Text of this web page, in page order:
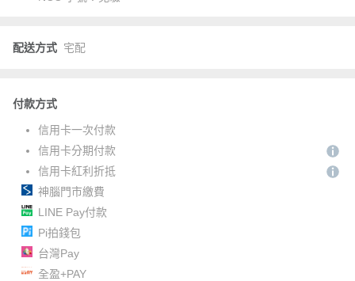
配送方式 宅配
付款方式
信用卡一次付款
信用卡分期付款
信用卡紅利折抵
神腦門市繳費
LINE Pay付款
Pi拍錢包
台灣Pay
全盈+PAY